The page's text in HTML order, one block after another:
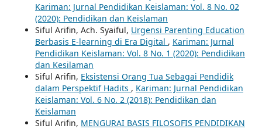
Kariman: Jurnal Pendidikan Keislaman: Vol. 8 No. 02
(2020): Pendidikan dan Keislaman
Siful Arifin, Ach. Syaiful, Urgensi Parenting Education
Berbasis E-learning di Era Digital , Kariman: Jurnal
Pendidikan Keislaman: Vol. 8 No. 1 (2020): Pendidikan
dan Kesilaman
Siful Arifin, Eksistensi Orang Tua Sebagai Pendidik
dalam Perspektif Hadits , Kariman: Jurnal Pendidikan
Keislaman: Vol. 6 No. 2 (2018): Pendidikan dan
Keislaman
Siful Arifin, MENGURAI BASIS FILOSOFIS PENDIDIKAN